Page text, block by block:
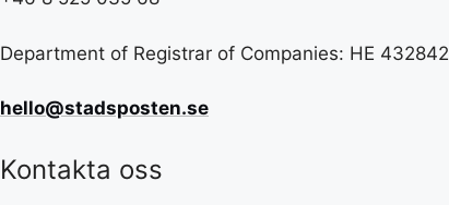
Department of Registrar of Companies: HE 432842
hello@stadsposten.se
Kontakta oss